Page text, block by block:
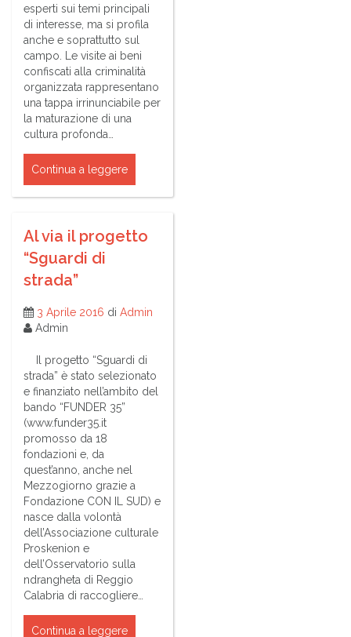
esperti sui temi principali
di interesse, ma si profila
anche e soprattutto sul
campo. Le visite ai beni
confiscati alla criminalità
organizzata rappresentano
una tappa irrinunciabile per
la maturazione di una
cultura profonda…
Continua a leggere
Al via il progetto
“Sguardi di
strada”
3 Aprile 2016 di Admin
Admin
Il progetto “Sguardi di
strada” è stato selezionato
e finanziato nell’ambito del
bando “FUNDER 35”
(www.funder35.it
promosso da 18
fondazioni e, da
quest’anno, anche nel
Mezzogiorno grazie a
Fondazione CON IL SUD) e
nasce dalla volontà
dell’Associazione culturale
Proskenion e
dell’Osservatorio sulla
ndrangheta di Reggio
Calabria di raccogliere…
Continua a leggere